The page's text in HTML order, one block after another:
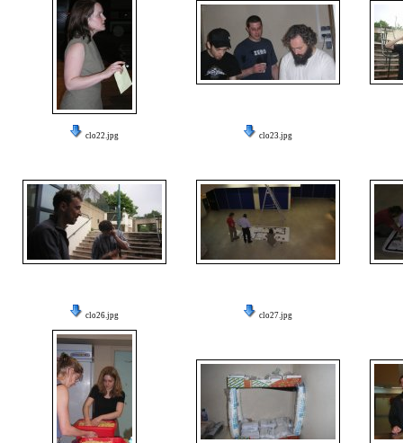
clo22.jpg clo23.jpg
clo26.jpg clo27.jpg